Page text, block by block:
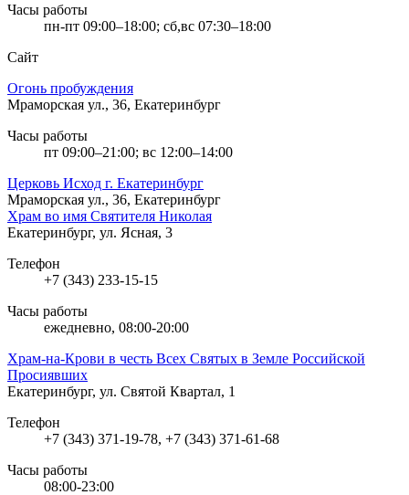
Часы работы
пн-пт 09:00–18:00; сб,вс 07:30–18:00
Сайт
Огонь пробуждения
Мраморская ул., 36, Екатеринбург
Часы работы
пт 09:00–21:00; вс 12:00–14:00
Церковь Исход г. Екатеринбург
Мраморская ул., 36, Екатеринбург
Храм во имя Святителя Николая
Екатеринбург, ул. Ясная, 3
Телефон
+7 (343) 233-15-15
Часы работы
ежедневно, 08:00-20:00
Храм-на-Крови в честь Всех Святых в Земле Российской
Просиявших
Екатеринбург, ул. Святой Квартал, 1
Телефон
+7 (343) 371-19-78, +7 (343) 371-61-68
Часы работы
08:00-23:00